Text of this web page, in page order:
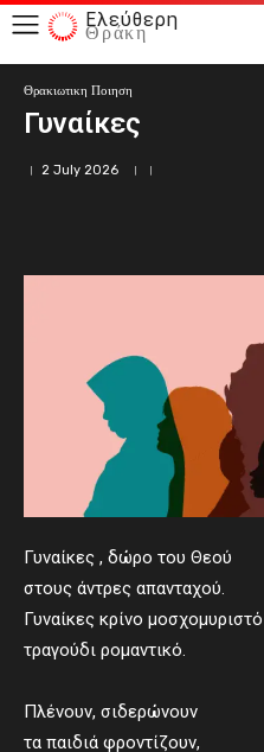
Ελεύθερη
Θράκη
Θρακιωτικη Ποιηση
Γυναίκες
2 July 2026
Γυναίκες , δώρο του Θεού
στους άντρες απανταχού.
Γυναίκες κρίνο μοσχομυριστό
τραγούδι ρομαντικό.
Πλένουν, σιδερώνουν
τα παιδιά φροντίζουν,